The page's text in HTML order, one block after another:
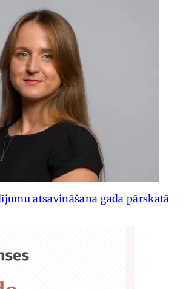
atsavināšana gada pārskatā